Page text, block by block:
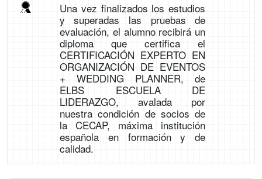
Una vez finalizados los estudios
y superadas las pruebas de
evaluación, el alumno recibirá un
diploma que certifica el
CERTIFICACIÓN EXPERTO EN
ORGANIZACIÓN DE EVENTOS
+ WEDDING PLANNER, de
ELBS ESCUELA DE
LIDERAZGO, avalada por
nuestra condición de socios de
la CECAP, máxima institución
española en formación y de
calidad.